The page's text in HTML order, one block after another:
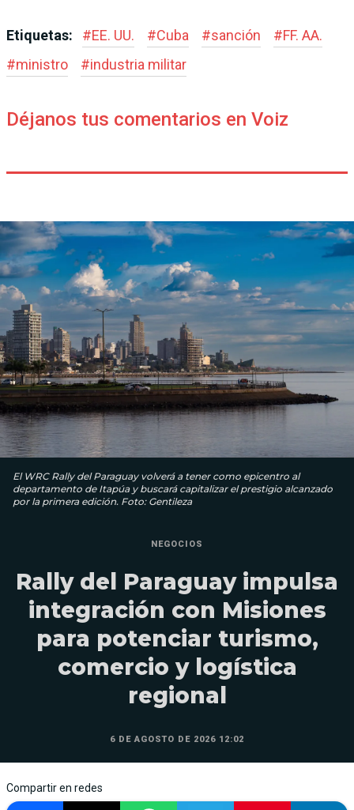
Etiquetas: #EE. UU. #Cuba #sanción #FF. AA.
#ministro #industria militar
Déjanos tus comentarios en Voiz
El WRC Rally del Paraguay volverá a tener como epicentro al
departamento de Itapúa y buscará capitalizar el prestigio alcanzado
por la primera edición. Foto: Gentileza
NEGOCIOS
Rally del Paraguay impulsa
integración con Misiones
para potenciar turismo,
comercio y logística
regional
6 DE AGOSTO DE 2026 12:02
Compartir en redes